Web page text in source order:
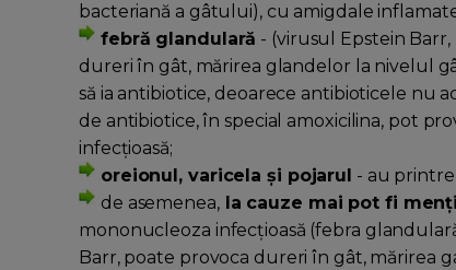
bacteriană a gâtului), cu amigdale
febră glandulară - (virusul Epstein
dureri în gât, mărirea glandelor la nivelul
să ia antibiotice, deoarece antibioticele nu
de antibiotice, în special amoxicilina, pot
infecțioasă;
oreionul, varicela și pojarul - au
de asemenea,la cauze mai pot fi
mononucleoza infecțioasă (febra
Barr, poate provoca dureri în gât, mărirea